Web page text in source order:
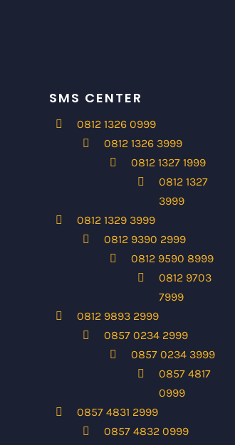
SMS CENTER
0812 1326 0999
0812 1326 3999
0812 1327 1999
0812 1327
3999
0812 1329 3999
0812 9390 2999
0812 9590 8999
0812 9703
7999
0812 9893 2999
0857 0234 2999
0857 0234 3999
0857 4817
0999
0857 4831 2999
0857 4832 0999